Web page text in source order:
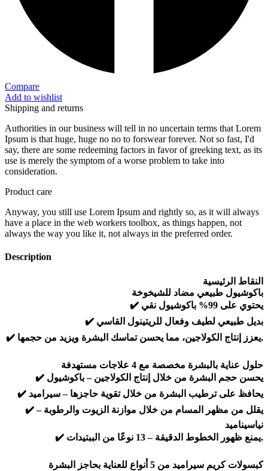
Compare
Add to wishlist
Shipping and returns
Authorities in our business will tell in no uncertain terms that Lorem
Ipsum is that huge, huge no no to forswear forever. Not so fast, I'd
say, there are some redeeming factors in favor of greeking text, as its
use is merely the symptom of a worse problem to take into
consideration.
Product care
Anyway, you still use Lorem Ipsum and rightly so, as it will always
have a place in the web workers toolbox, as things happen, not
always the way you like it, not always in the preferred order.
Description
النقاط الرئيسية
باكوشيول طبيعي مضاد للشيخوخة
✔️ يحتوي على 99% باكوشيول نقي
✔️ بديل طبيعي لطيف وفعال للريتينول القاسي
✔️ يعزز إنتاج الكولاجين، مما يحسن تماسك البشرة ويزيد من حجمها.
حلول عناية بالبشرة مخصصة مع 4 علاجات مستهدفة
✔️ يحسن حجم البشرة من خلال إنتاج الكولاجين – باكوشيول
✔️ يحافظ على ترطيب البشرة من خلال تقوية حاجزها – سيراميد
✔️ يقلل من مظهر المسام من خلال موازنة الزيوت والرطوبة –
نياسيناميد
✔️ يمنع ظهور الخطوط الدقيقة – 13 نوعًا من الببتيدات.
كبسولات كريم سيراميد من 5 أنواع للعناية بحاجز البشرة